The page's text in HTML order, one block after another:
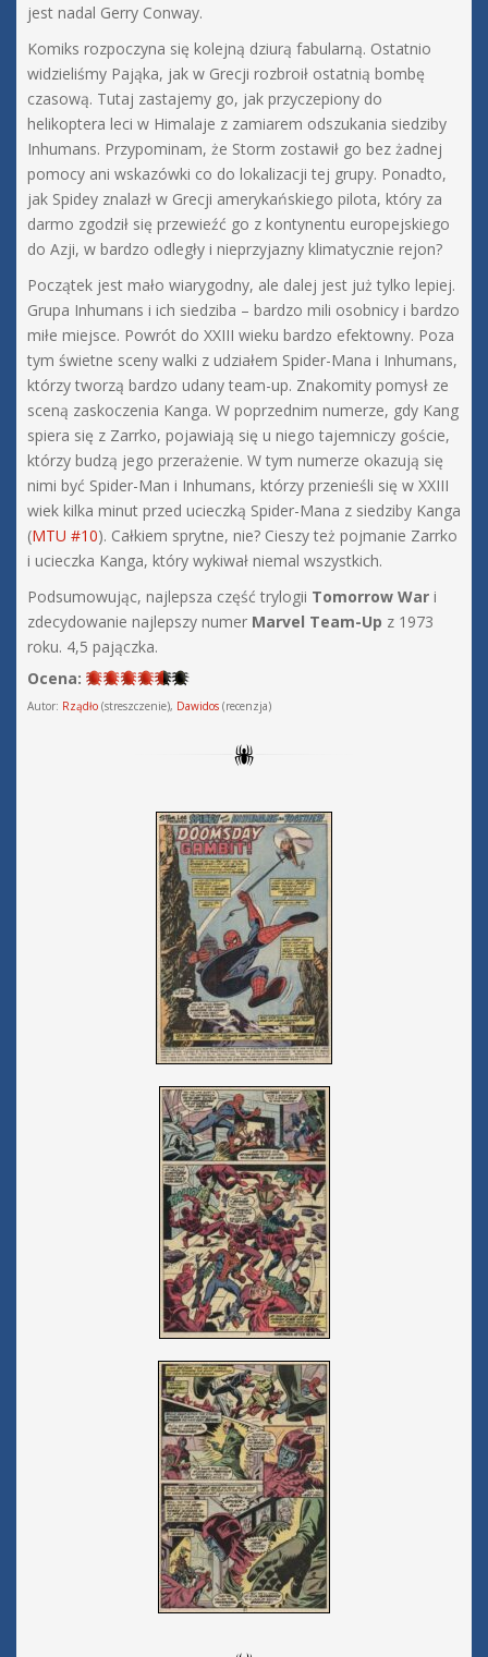
jest nadal Gerry Conway.
Komiks rozpoczyna się kolejną dziurą fabularną. Ostatnio
widzieliśmy Pająka, jak w Grecji rozbroił ostatnią bombę
czasową. Tutaj zastajemy go, jak przyczepiony do
helikoptera leci w Himalaje z zamiarem odszukania siedziby
Inhumans. Przypominam, że Storm zostawił go bez żadnej
pomocy ani wskazówki co do lokalizacji tej grupy. Ponadto,
jak Spidey znalazł w Grecji amerykańskiego pilota, który za
darmo zgodził się przewieźć go z kontynentu europejskiego
do Azji, w bardzo odległy i nieprzyjazny klimatycznie rejon?
Początek jest mało wiarygodny, ale dalej jest już tylko lepiej.
Grupa Inhumans i ich siedziba – bardzo mili osobnicy i bardzo
miłe miejsce. Powrót do XXIII wieku bardzo efektowny. Poza
tym świetne sceny walki z udziałem Spider-Mana i Inhumans,
którzy tworzą bardzo udany team-up. Znakomity pomysł ze
sceną zaskoczenia Kanga. W poprzednim numerze, gdy Kang
spiera się z Zarrko, pojawiają się u niego tajemniczy goście,
którzy budzą jego przerażenie. W tym numerze okazują się
nimi być Spider-Man i Inhumans, którzy przenieśli się w XXIII
wiek kilka minut przed ucieczką Spider-Mana z siedziby Kanga
(MTU #10). Całkiem sprytne, nie? Cieszy też pojmanie Zarrko
i ucieczka Kanga, który wykiwał niemal wszystkich.
Podsumowując, najlepsza część trylogii Tomorrow War i
zdecydowanie najlepszy numer Marvel Team-Up z 1973
roku. 4,5 pajączka.
Ocena:
Autor: Rządło (streszczenie), Dawidos (recenzja)